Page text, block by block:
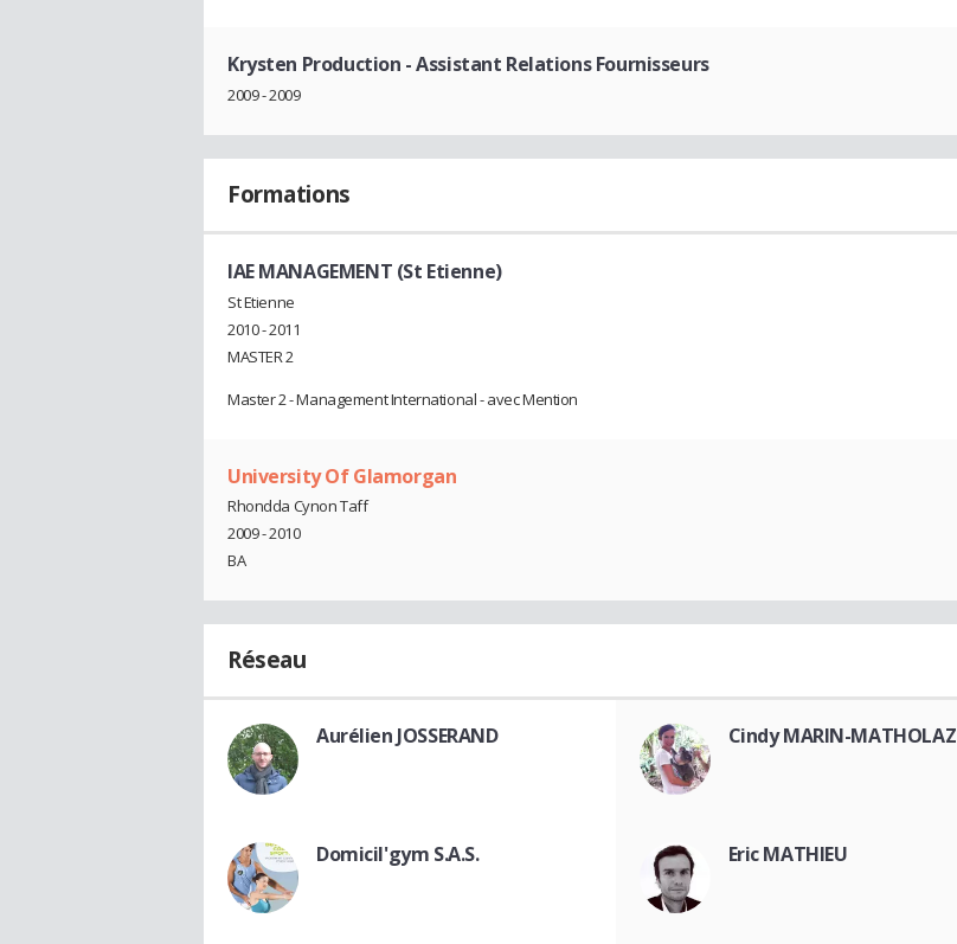
Krysten Production - Assistant Relations Fournisseurs
2009 - 2009
Formations
IAE MANAGEMENT (St Etienne)
St Etienne
2010 - 2011
MASTER 2
Master 2 - Management International - avec Mention
University Of Glamorgan
Rhondda Cynon Taff
2009 - 2010
BA
Réseau
Aurélien JOSSERAND Cindy MARIN-MATHOLAZ
Domicil'gym S.A.S. Eric MATHIEU